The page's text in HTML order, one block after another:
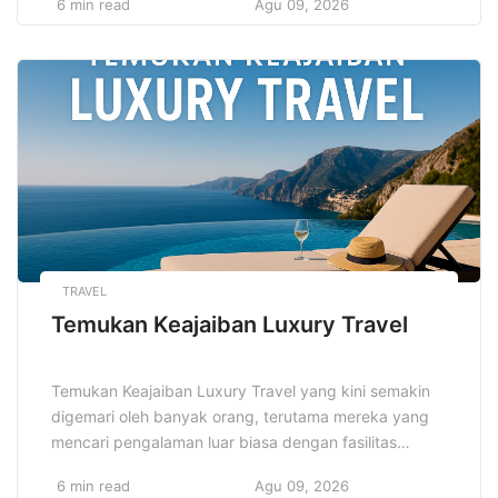
memberikan ruang bagi inovasi, di mana pengusaha
dengan kebutuhan konsumen, seperti makanan sehat
dan praktis. Makanan beku sangat digemari karena
kemudahannya dalam penyimpanan dan konsumsi.
6 min read Agu 09, 2026
TRAVEL
Temukan Keajaiban Luxury Travel
Temukan Keajaiban Luxury Travel yang kini semakin
digemari oleh banyak orang, terutama mereka yang
mencari pengalaman luar biasa dengan fasilitas
kenyamanan dan kualitas adalah prioritas utama.
6 min read Agu 09, 2026